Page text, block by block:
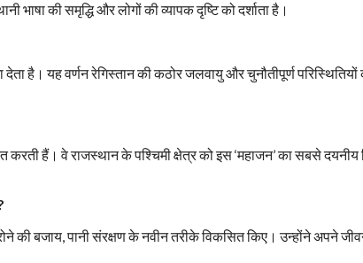
की समृद्धि और लोगों की व्यापक दृष्टि को दर्शाता है।
है। यह वर्णन रेगिस्तान की कठोर जलवायु और चुनौतीपूर्ण परिस्थितियों
करती हैं। वे राजस्थान के पश्चिमी क्षेत्र को इस ‘महाजन’ का सबसे दयनीय
की बजाय, पानी संरक्षण के नवीन तरीके विकसित किए। उन्होंने अपने